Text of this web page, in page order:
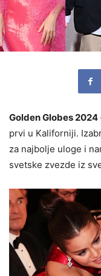
Golden Globes 2024
prvi u Kaliforniji.
za najbolje uloge i
svetske zvezde iz